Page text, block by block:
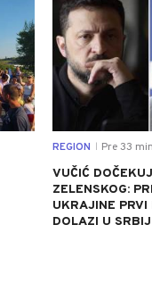
REGION Pre 33 min
VUČIĆ
ZELENSKOG:
UKRAJINE PRVI
DOLAZI U